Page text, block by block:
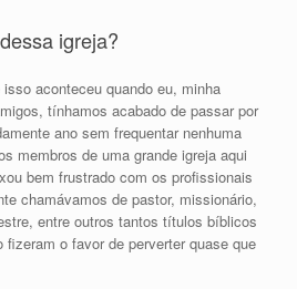
igreja?
aconteceu quando eu, minha
tínhamos acabado de passar por
ano sem frequentar nenhuma
membros de uma grande igreja aqui
bem frustrado com os profissionais
chamávamos de pastor, missionário,
entre outros tantos títulos bíblicos
o favor de perverter quase que